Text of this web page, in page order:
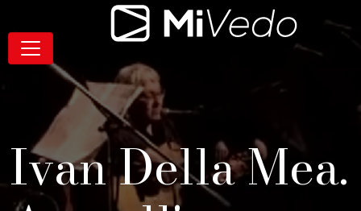
Salta alla navigazione
Navigazione
Ivan Della Mea.